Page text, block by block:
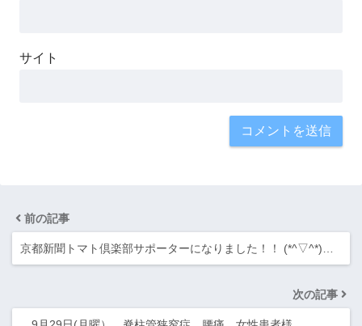
サイト
前の記事
京都新聞トマト倶楽部サポーターになりました！！ (*^▽^*)…
次の記事